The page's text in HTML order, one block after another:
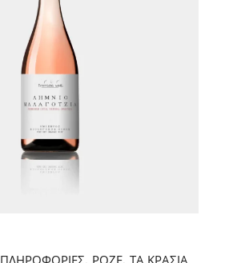
ΠΛΗΡΟΦΟΡΙΕΣ ΡΟΖΕ ΤΑ ΚΡΑΣΙΑ